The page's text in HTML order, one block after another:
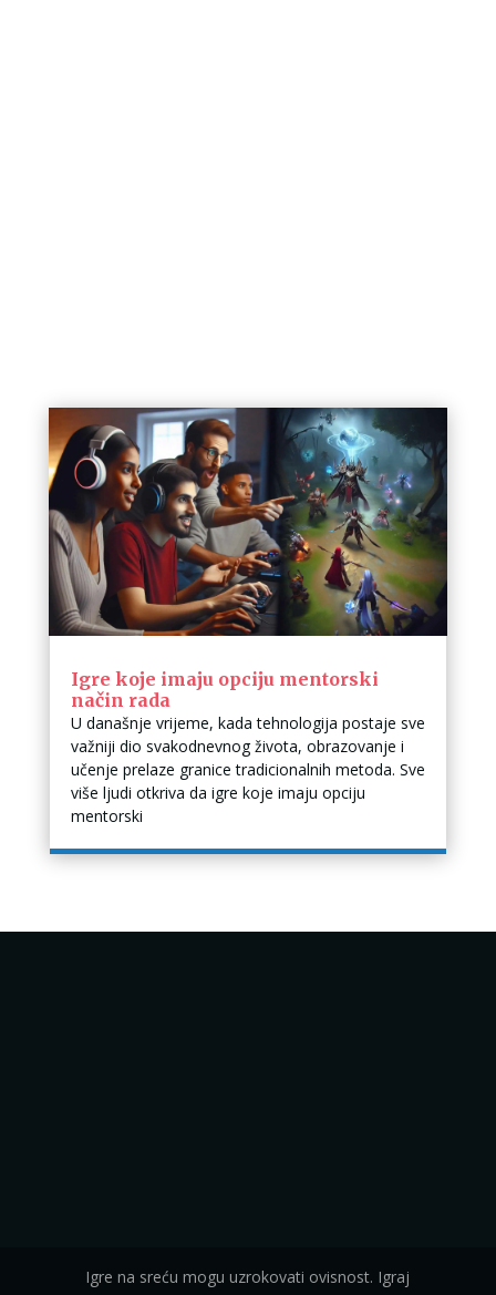
Igre koje imaju opciju mentorski
način rada
U današnje vrijeme, kada tehnologija postaje sve
važniji dio svakodnevnog života, obrazovanje i
učenje prelaze granice tradicionalnih metoda. Sve
više ljudi otkriva da igre koje imaju opciju
mentorski
Igre na sreću mogu uzrokovati ovisnost. Igraj